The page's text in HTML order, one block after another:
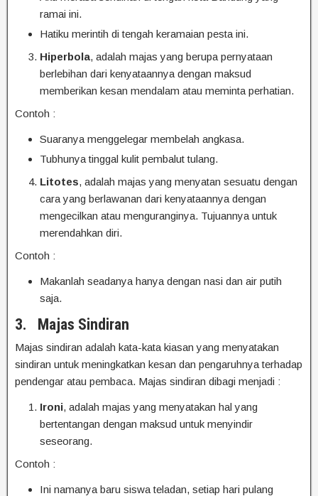
ramai ini.
Hatiku merintih di tengah keramaian pesta ini.
Hiperbola, adalah majas yang berupa pernyataan
berlebihan dari kenyataannya dengan maksud
memberikan kesan mendalam atau meminta perhatian.
Contoh :
Suaranya menggelegar membelah angkasa.
Tubhunya tinggal kulit pembalut tulang.
Litotes, adalah majas yang menyatan sesuatu dengan
cara yang berlawanan dari kenyataannya dengan
mengecilkan atau menguranginya. Tujuannya untuk
merendahkan diri.
Contoh :
Makanlah seadanya hanya dengan nasi dan air putih
saja.
3. Majas Sindiran
Majas sindiran adalah kata-kata kiasan yang menyatakan
sindiran untuk meningkatkan kesan dan pengaruhnya terhadap
pendengar atau pembaca. Majas sindiran dibagi menjadi :
Ironi, adalah majas yang menyatakan hal yang
bertentangan dengan maksud untuk menyindir
seseorang.
Contoh :
Ini namanya baru siswa teladan, setiap hari pulang